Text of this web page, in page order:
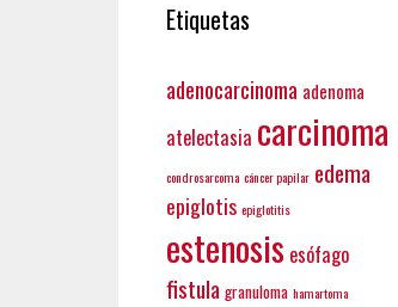
Etiquetas
adenocarcinoma adenoma
atelectasia carcinoma
condrosarcoma cáncer papilar edema
epiglotis epiglotitis
estenosis esófago
fistula granuloma hamartoma